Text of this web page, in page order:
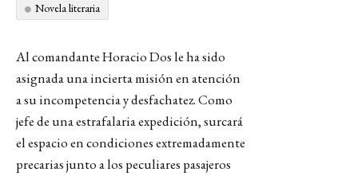
Novela literaria
Al comandante Horacio Dos le ha sido
asignada una incierta misión en atención
a su incompetencia y desfachatez. Como
jefe de una estrafalaria expedición, surcará
el espacio en condiciones extremadamente
precarias junto a los peculiares pasajeros